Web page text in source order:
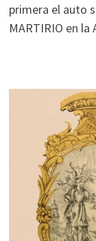
primera el auto
MARTIRIO en